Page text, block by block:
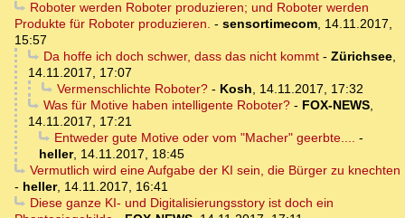
Roboter werden Roboter produzieren; und Roboter werden
Produkte für Roboter produzieren. - sensortimecom, 14.11.2017,
15:57
Da hoffe ich doch schwer, dass das nicht kommt- Zürichsee,
14.11.2017, 17:07
Vermenschlichte Roboter?- Kosh, 14.11.2017, 17:32
Was für Motive haben intelligente Roboter?- FOX-NEWS,
14.11.2017, 17:21
Entweder gute Motive oder vom "Macher" geerbte.... -
heller, 14.11.2017, 18:45
Vermutlich wird eine Aufgabe der KI sein, die Bürger zu knechten
- heller, 14.11.2017, 16:41
Diese ganze KI- und Digitalisierungsstory ist doch ein